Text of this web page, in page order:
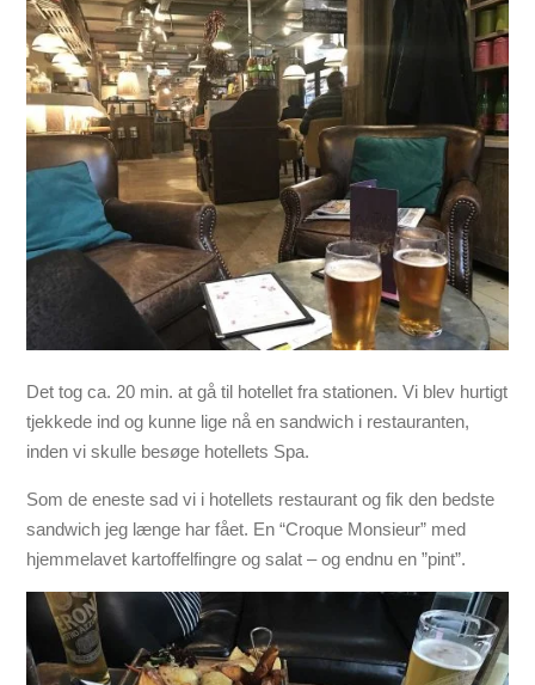
Det tog ca. 20 min. at gå til hotellet fra stationen. Vi blev hurtigt
tjekkede ind og kunne lige nå en sandwich i restauranten,
inden vi skulle besøge hotellets Spa.
Som de eneste sad vi i hotellets restaurant og fik den bedste
sandwich jeg længe har fået. En “Croque Monsieur” med
hjemmelavet kartoffelfingre og salat – og endnu en ”pint”.